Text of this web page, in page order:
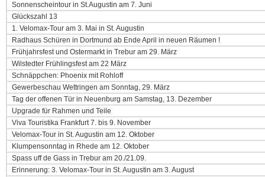
Sonnenscheintour in St.Augustin am 7. Juni
Glückszahl 13
1. Velomax-Tour am 3. Mai in St. Augustin
Radhaus Schüren in Dortmund ab Ende April in neuen Räumen !
Frühjahrsfest und Ostermarkt in Trebur am 29. März
Wilstedter Frühlingsfest am 22 März
Schnäppchen: Phoenix mit Rohloff
Gewerbeschau Wettringen am Sonntag, 29. März
Tag der offenen Tür in Neuenburg am Samstag, 13. Dezember
Upgrade für Rahmen und Teile
Viva Touristika Frankfurt 7. bis 9. November
Velomax-Tour in St. Augustin am 12. Oktober
Klumpensonntag in Rhede am 12. Oktober
Spass uff de Gass in Trebur am 20./21.09.
Erinnerung: 3. Velomax-Tour in St. Augustin am 3. August